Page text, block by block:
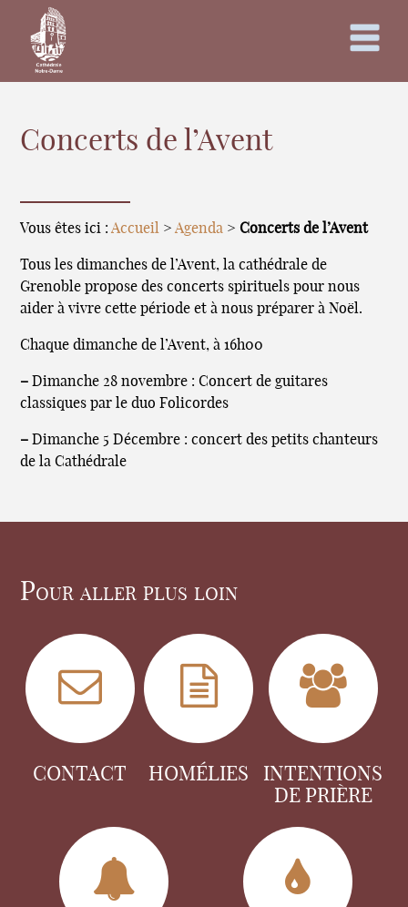
Concerts de l’Avent
Vous êtes ici :Accueil >Agenda >Concerts de l’Avent
Tous les dimanches de l’Avent, la cathédrale de
Grenoble propose des concerts spirituels pour nous
aider à vivre cette période et à nous préparer à Noël.
Chaque dimanche de l’Avent, à 16h00
– Dimanche 28 novembre : Concert de guitares
classiques par le duo Folicordes
– Dimanche 5 Décembre : concert des petits chanteurs
de la Cathédrale
Pour aller plus loin
CONTACT HOMÉLIES
INTENTIONS
DE PRIÈRE